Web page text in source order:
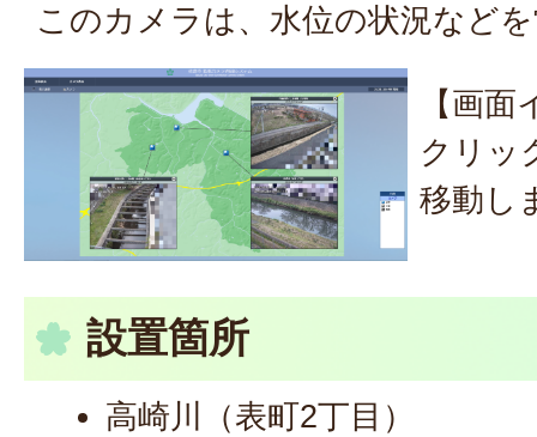
このカメラは、水位の状況など
【画
クリッ
移動し
設置箇所
高崎川（表町2丁目）